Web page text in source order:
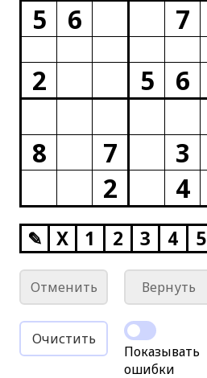
5
6 7
2
5 6
8
7 3
2
4
✎ X 1 2 3 4 5
Отменить Вернуть
Очистить
Показывать
ошибки